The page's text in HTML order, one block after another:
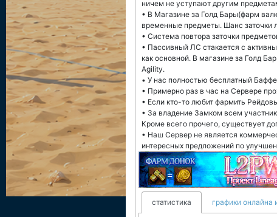
ничем не уступают другим
• В Магазине за Голд Бары(фарм
временные предметы. Шанс заточки
• Система повтора заточки
• Пассивный ЛС стакается с
как основной. В магазине за Голд
Agility.
• У нас полностью бесплатный
• Примерно раз в час на Сервере
• Если кто-то любит фармить
• За владение Замком всем
Кроме всего прочего, существует
• Наш Сервер не является
интересных предложений по
статистика графики онлайна